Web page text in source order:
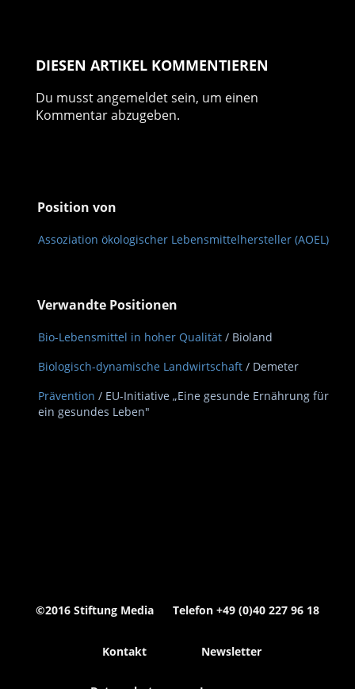
DIESEN ARTIKEL KOMMENTIEREN
Du musstangemeldetsein, um einen
Kommentar abzugeben.
Position von
Assoziation ökologischer Lebensmittelhersteller (AOEL)
Verwandte Positionen
Bio-Lebensmittel in hoher Qualität / Bioland
Biologisch-dynamische Landwirtschaft / Demeter
Prävention / EU-Initiative „Eine gesunde Ernährung für
ein gesundes Leben"
©2016 Stiftung Media Telefon +49 (0)40 227 96 18